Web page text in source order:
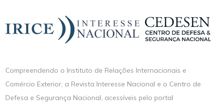
Compreendendo o Instituto de Relações Internacionais e
Comércio Exterior, a Revista Interesse Nacional e o Centro de
Defesa e Segurança Nacional, acessíveis pelo portal